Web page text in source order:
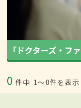
0 件中 1〜0件を表示